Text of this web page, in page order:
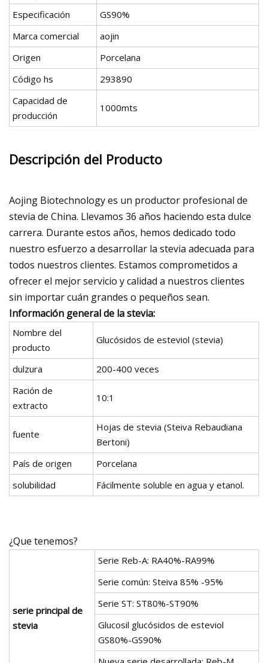
Especificación
GS90%
Marca comercial
aojin
Origen
Porcelana
Código hs
293890
Capacidad de
producción
1000mts
Descripción del Producto
Aojing Biotechnology es un productor profesional de
stevia de China. Llevamos 36 años haciendo esta dulce
carrera. Durante estos años, hemos dedicado todo
nuestro esfuerzo a desarrollar la stevia adecuada para
todos nuestros clientes. Estamos comprometidos a
ofrecer el mejor servicio y calidad a nuestros clientes
sin importar cuán grandes o pequeños sean.
Información general de la stevia:
Nombre del
producto
Glucósidos de esteviol (stevia)
dulzura
200-400 veces
Ración de
extracto
10:1
fuente
Hojas de stevia (Steiva Rebaudiana
Bertoni)
País de origen
Porcelana
solubilidad
Fácilmente soluble en agua y etanol.
¿Que tenemos?
serie principal de
stevia
Serie Reb-A: RA40%-RA99%
Serie común: Steiva 85% -95%
Serie ST: ST80%-ST90%
Glucosil glucósidos de esteviol
GS80%-GS90%